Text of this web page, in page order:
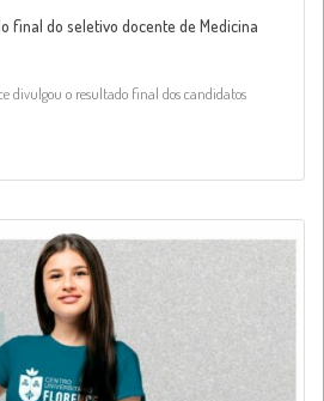
final do seletivo docente de Medicina
divulgou o resultado final dos candidatos